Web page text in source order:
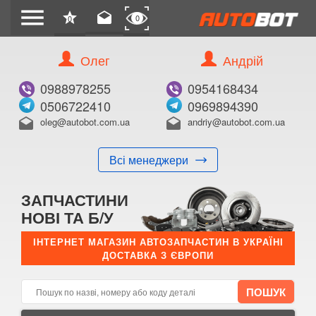
menu star
0 drafts 0
Олег
0988978255
0506722410
drafts oleg@autobot.com.ua
Всі менеджери
Андрій
0954168434
0969894390
drafts andriy@autobot.com.ua
ЗАПЧАСТИНИ
НОВІ ТА Б/У
ІНТЕРНЕТ МАГАЗИН АВТОЗАПЧАСТИН В УКРАЇНІ
ДОСТАВКА З ЄВРОПИ
КУПИТИ
Оригінальний номер:
Примітка:
E-mail:
Телефон: